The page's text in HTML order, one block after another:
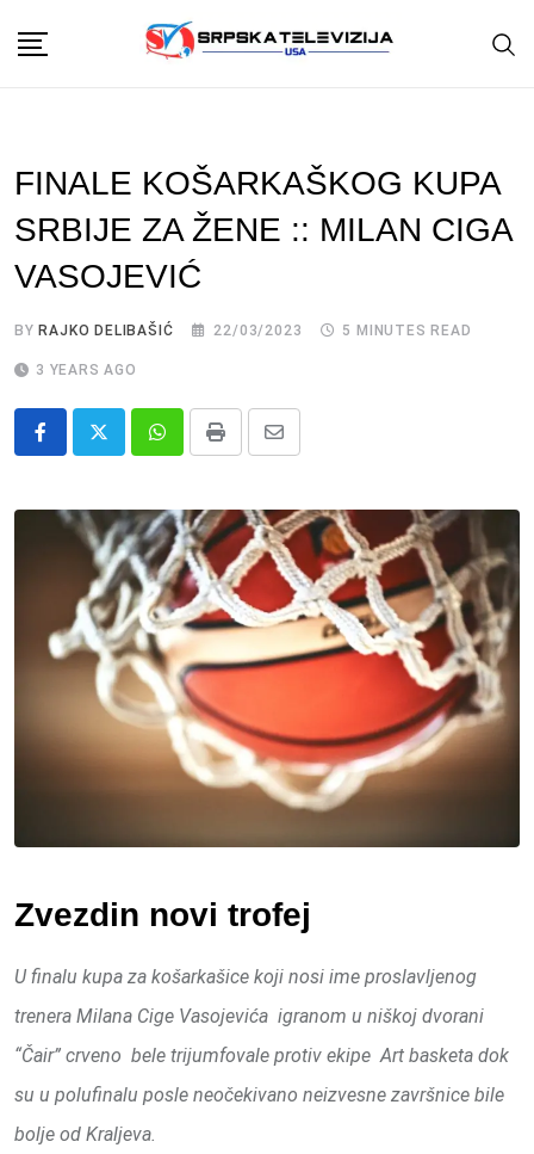
FINALE KOŠARKAŠKOG KUPA
SRBIJE ZA ŽENE :: MILAN CIGA
VASOJEVIĆ
BY RAJKO DELIBAŠIĆ 22/03/2023 5 MINUTES READ
3 YEARS AGO
Whatsapp
Print
Share
Email
Zvezdin novi trofej
U finalu kupa za košarkašice koji nosi ime proslavljenog
trenera Milana Cige Vasojevića igranom u niškoj dvorani
“Čair” crveno bele trijumfovale protiv ekipe Art basketa dok
su u polufinalu posle neočekivano neizvesne završnice bile
bolje od Kraljeva.